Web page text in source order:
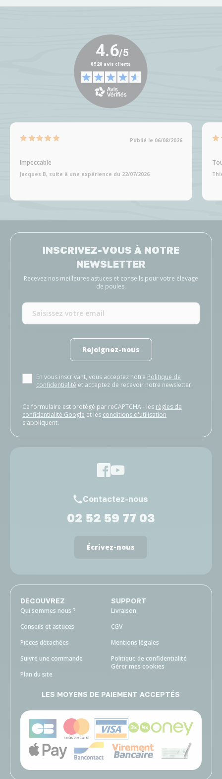
Publié le 06/08/2026
Impeccable
Jacques B, suite à une expérience du 22/07/2026
INSCRIVEZ-VOUS À NOTRE
NEWSLETTER
Recevez nos meilleures astuces et conseils pour votre élevage
de poules.
Rejoignez-nous
En vous inscrivant, vous acceptez notre Politique de
confidentialité et acceptez de recevoir notre newsletter.
Ce formulaire est protégé par reCAPTCHA - les règles de
confidentialité Google et les conditions d'utilisation
s'appliquent.
Contactez-nous
02 52 59 77 03
Écrivez-nous
DECOUVREZ
Qui sommes nous ?
Conseils et astuces
Pièces détachées
Suivre une commande
Plan du site
SUPPORT
Livraison
CGV
Mentions légales
Politique de confidentialité
Gérer mes cookies
LES MOYENS DE PAIEMENT ACCEPTÉS